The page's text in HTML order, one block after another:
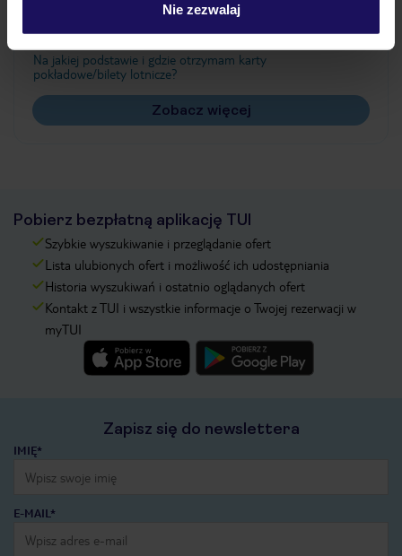
Nie zezwalaj
Jak zmienić uczestników/osobę zgłaszającą?
Czy w Hotelu będzie przedstawiciel TUI?
Na jakiej podstawie i gdzie otrzymam karty
pokładowe/bilety lotnicze?
Zobacz więcej
Pobierz bezpłatną aplikację TUI
Szybkie wyszukiwanie i przeglądanie ofert
Lista ulubionych ofert i możliwość ich udostępniania
Historia wyszukiwań i ostatnio oglądanych ofert
Kontakt z TUI i wszystkie informacje o Twojej rezerwacji w
myTUI
Zapisz się do newslettera
IMIĘ*
E-MAIL*